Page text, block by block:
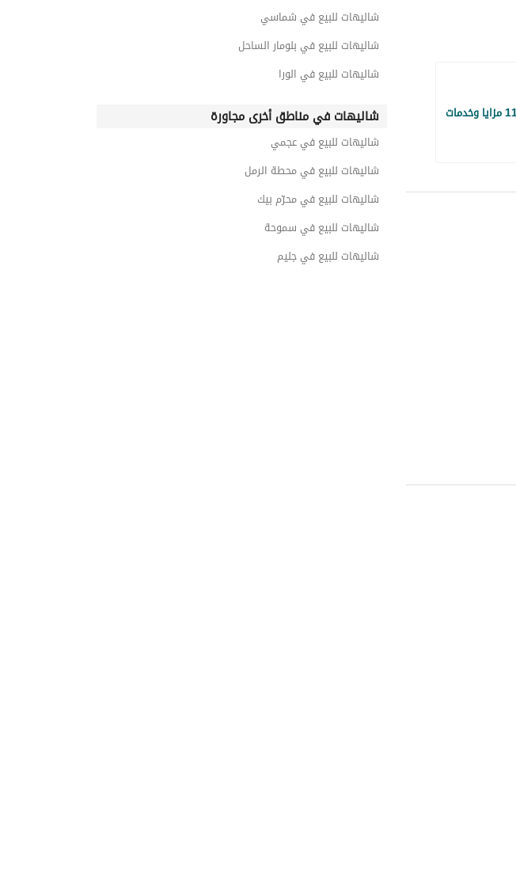
شاليهات للبيع في شماسي
شاليهات للبيع في بلومار الساحل
شاليهات للبيع في الورا
شاليهات في مناطق أخرى مجاورة
شاليهات للبيع في عجمي
شاليهات للبيع في محطة الرمل
شاليهات للبيع في محرّم بيك
شاليهات للبيع في سموحة
شاليهات للبيع في جليم